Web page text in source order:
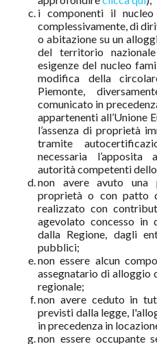
i componenti il
complessivamente, di
o abitazione su un
del territorio
esigenze del nucleo
modifica della
Piemonte,
comunicato in
appartenenti all’Unione
l’assenza di proprietà
tramite
necessaria l’apposita
autorità competenti
non avere avuto una
proprietà o con patto
realizzato con
agevolato concesso in
dalla Regione, dagli
pubblici;
non essere alcun
assegnatario di alloggio
regionale;
non avere ceduto in
previsti dalla legge,
in precedenza in
non essere occupante